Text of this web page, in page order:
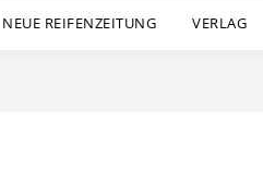
NEUE REIFENZEITUNG VERLAG